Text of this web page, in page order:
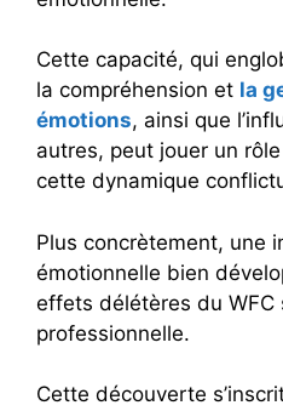
Cette capacité, qui
la compréhension et la
émotions, ainsi que
autres, peut jouer un
cette dynamique
Plus concrètement, une
émotionnelle bien
effets délétères du WFC
professionnelle.
Cette découverte